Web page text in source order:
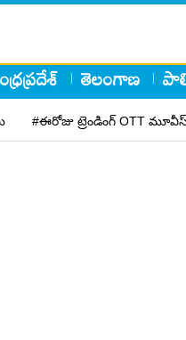
తెలంగాణ
#ఈరోజు ట్రెండింగ్ OTT